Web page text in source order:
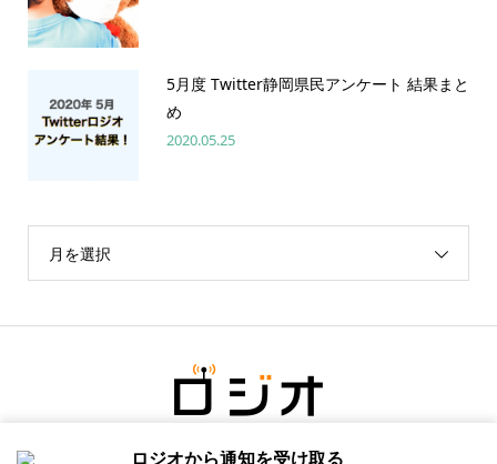
5月度 Twitter静岡県民アンケート 結果まと
め
2020.05.25
月を選択
ロジオから通知を受け取る